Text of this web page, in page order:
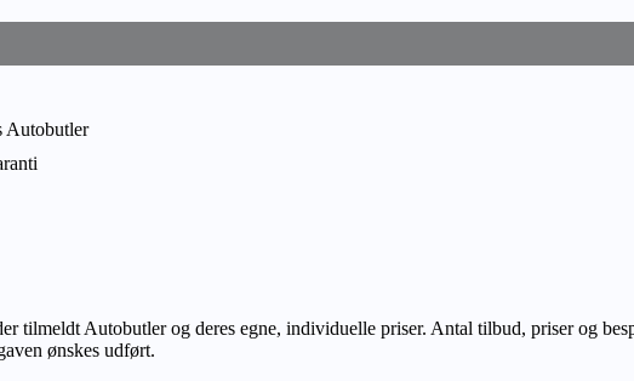
Autobutler
tilmeldt Autobutler og deres egne, individuelle priser. Antal tilbud, priser og
ønskes udført.